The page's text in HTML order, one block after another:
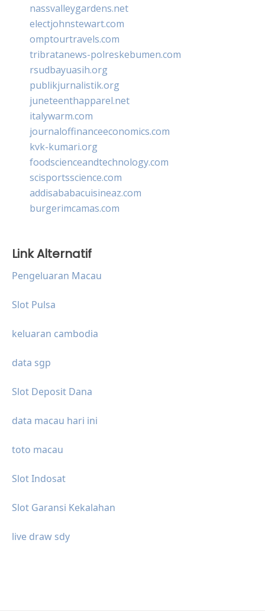
nassvalleygardens.net
electjohnstewart.com
omptourtravels.com
tribratanews-polreskebumen.com
rsudbayuasih.org
publikjurnalistik.org
juneteenthapparel.net
italywarm.com
journaloffinanceeconomics.com
kvk-kumari.org
foodscienceandtechnology.com
scisportsscience.com
addisababacuisineaz.com
burgerimcamas.com
Link Alternatif
Pengeluaran Macau
Slot Pulsa
keluaran cambodia
data sgp
Slot Deposit Dana
data macau hari ini
toto macau
Slot Indosat
Slot Garansi Kekalahan
live draw sdy